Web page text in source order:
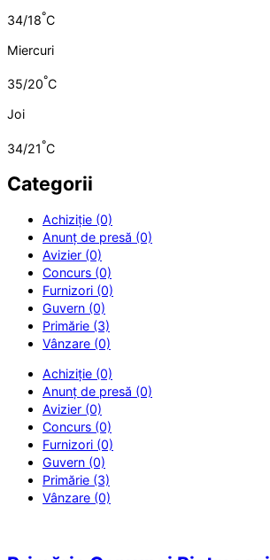
34/18°C
Miercuri
35/20°C
Joi
34/21°C
Categorii
Achiziție (0)
Anunț de presă (0)
Avizier (0)
Concurs (0)
Furnizori (0)
Guvern (0)
Primărie (3)
Vânzare (0)
Achiziție (0)
Anunț de presă (0)
Avizier (0)
Concurs (0)
Furnizori (0)
Guvern (0)
Primărie (3)
Vânzare (0)